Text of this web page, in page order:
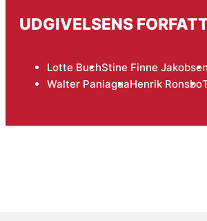
UDGIVELSENS
Lotte BuchStine Finne Jakobsen
Walter PaniaguaHenrik Ronsbo